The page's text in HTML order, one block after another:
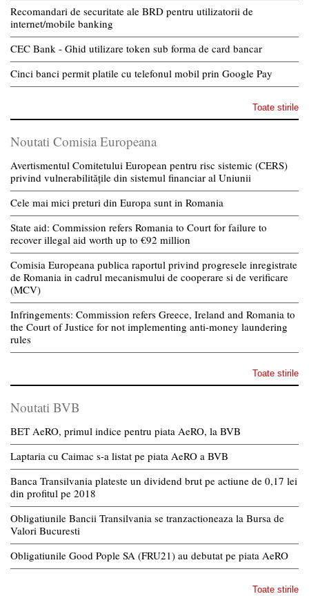
Recomandari de securitate ale BRD pentru utilizatorii de
internet/mobile banking
CEC Bank - Ghid utilizare token sub forma de card bancar
Cinci banci permit platile cu telefonul mobil prin Google Pay
Toate stirile
Noutati Comisia Europeana
Avertismentul Comitetului European pentru risc sistemic (CERS)
privind vulnerabilitățile din sistemul financiar al Uniunii
Cele mai mici preturi din Europa sunt in Romania
State aid: Commission refers Romania to Court for failure to
recover illegal aid worth up to €92 million
Comisia Europeana publica raportul privind progresele inregistrate
de Romania in cadrul mecanismului de cooperare si de verificare
(MCV)
Infringements: Commission refers Greece, Ireland and Romania to
the Court of Justice for not implementing anti-money laundering
rules
Toate stirile
Noutati BVB
BET AeRO, primul indice pentru piata AeRO, la BVB
Laptaria cu Caimac s-a listat pe piata AeRO a BVB
Banca Transilvania plateste un dividend brut pe actiune de 0,17 lei
din profitul pe 2018
Obligatiunile Bancii Transilvania se tranzactioneaza la Bursa de
Valori Bucuresti
Obligatiunile Good Pople SA (FRU21) au debutat pe piata AeRO
Toate stirile